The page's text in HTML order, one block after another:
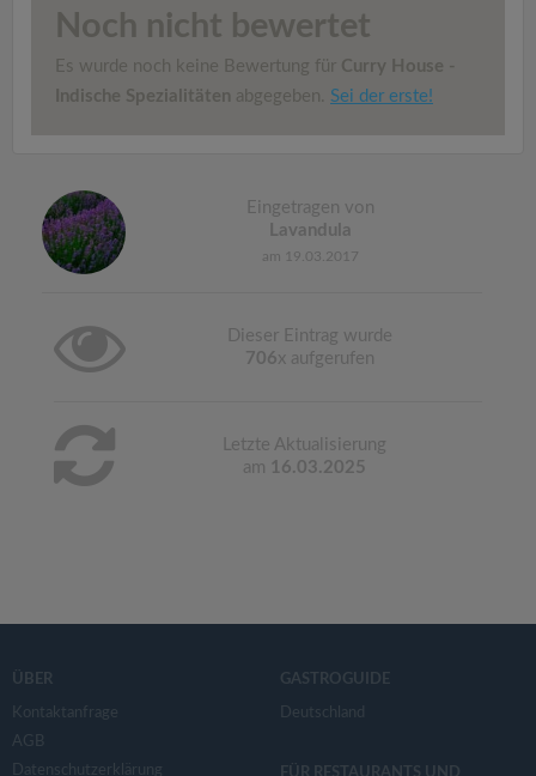
Noch nicht bewertet
Es wurde noch keine Bewertung für Curry House -
Indische Spezialitäten abgegeben. Sei der erste!
Eingetragen von
Lavandula
am 19.03.2017
Dieser Eintrag wurde
706x aufgerufen
Letzte Aktualisierung
am 16.03.2025
ÜBER
Kontaktanfrage
AGB
Datenschutzerklärung
GASTROGUIDE
Deutschland